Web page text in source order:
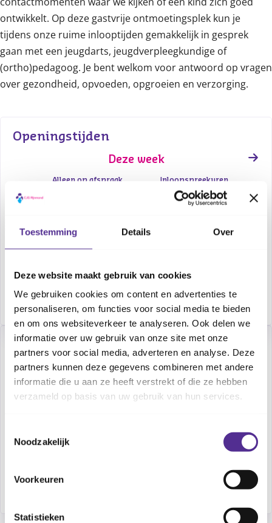
Toestemming Details Over
Deze website maakt gebruik van cookies
We gebruiken cookies om content en advertenties te
personaliseren, om functies voor social media te bieden
en om ons websiteverkeer te analyseren. Ook delen we
informatie over uw gebruik van onze site met onze
partners voor social media, adverteren en analyse. Deze
partners kunnen deze gegevens combineren met andere
informatie die u aan ze heeft verstrekt of die ze hebben
verzameld op basis van uw gebruik van hun services.
Noodzakelijk
Voorkeuren
Statistieken
ontwikkelt. Op deze gastvrije ontmoetingsplek kun je
tijdens onze ruime inlooptijden gemakkelijk in gesprek
gaan met een jeugdarts, jeugdverpleegkundige of
(ortho)pedagoog. Je bent welkom voor antwoord op vragen
over gezondheid, opvoeden, opgroeien en verzorging.
Openingstijden
Deze week
Alleen op afspraak Inloopspreekuren
ma 3-8
13:00 - 15:00
do 6-8
10:00 - 16:30
Gesloten
za 8-8
Gesloten
Bekijk alle inloopspreekuren
Wil je een afspraak maken of
verzetten?
Is jouw kind jonger dan 12 jaar, dan kun je jouw
dan contact op met ons op.